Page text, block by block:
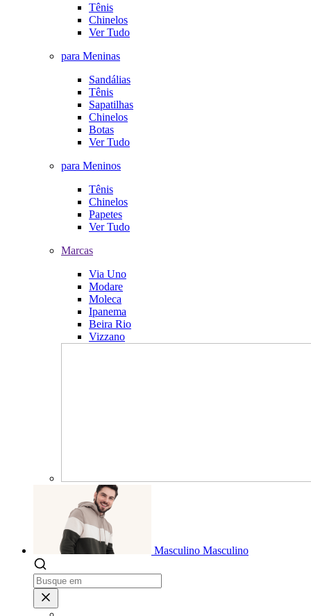
Tênis
Chinelos
Ver Tudo
para Meninas
Sandálias
Tênis
Sapatilhas
Chinelos
Botas
Ver Tudo
para Meninos
Tênis
Chinelos
Papetes
Ver Tudo
Marcas
Via Uno
Modare
Moleca
Ipanema
Beira Rio
Vizzano
Masculino Masculino